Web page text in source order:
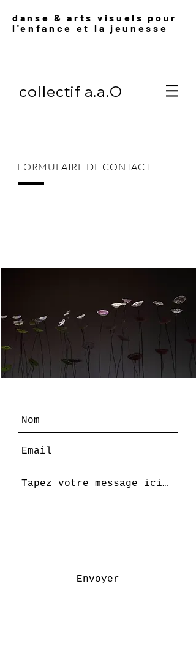
danse & arts visuels pour
l'enfance et l a jeunesse
collectif a.a.O
FORMULAIRE DE CONTACT
Envoyer